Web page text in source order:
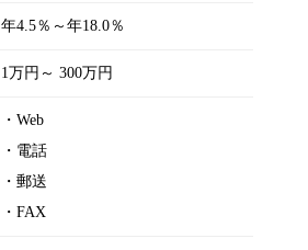
年4.5％～年18.0％
1万円～ 300万円
・Web
・電話
・郵送
・FAX